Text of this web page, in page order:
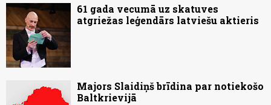
61 gada vecumā uz skatuves
atgriežas leģendārs latviešu aktieris
Majors Slaidiņš brīdina par notiekošo
Baltkrievijā